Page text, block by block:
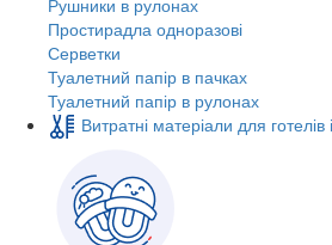
Простирадла одноразові
Серветки
Туалетний папір в пачках
Туалетний папір в рулонах
Витратні матеріали для готелів